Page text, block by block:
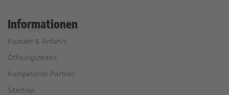
Informationen
Kontakt & Anfahrt
Öffnungszeiten
Kompetente Partner
Sitemap